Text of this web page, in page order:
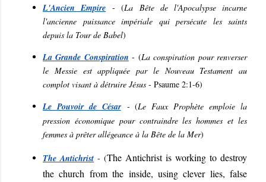
L'Ancien Empire - (La Bête de l'Apocalypse incarne
l'ancienne puissance impériale qui persécute les saints
depuis la Tour de Babel)
La Grande Conspiration - (La conspiration pour renverser
le Messie est appliquée par le Nouveau Testament au
complot visant à détruire Jésus - Psaume 2:1-6)
Le Pouvoir de César- (Le Faux Prophète emploie la
pression économique pour contraindre les hommes et les
femmes à prêter allégeance à la Bête de la Mer)
The Antichrist - (The Antichrist is working to destroy
the church from the inside, using clever lies, false